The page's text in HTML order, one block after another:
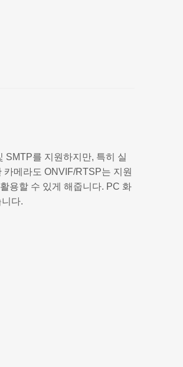
SMTP를 지원하지만, 특히 실
메라도 ONVIF/RTSP는 지원
용할 수 있게 해줍니다. PC 화
다.